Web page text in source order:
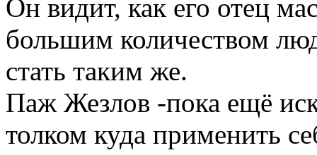
Он видит, как его отец
большим количеством
стать таким же.
Паж Жезлов -пока ещё
толком куда применить